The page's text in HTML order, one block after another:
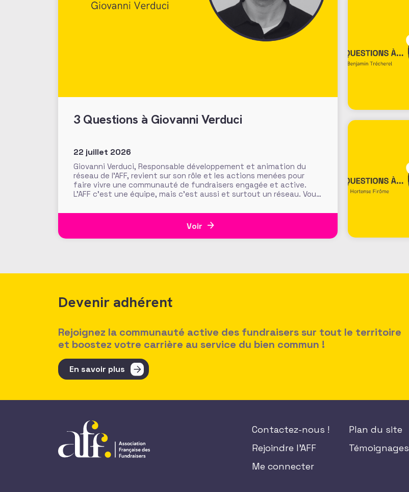
3 Questions à Giovanni Verduci
22 juillet 2026
Giovanni Verduci, Responsable développement et animation du
réseau de l’AFF, revient sur son rôle et les actions menées pour
faire vivre une communauté de fundraisers engagée et active.
L’AFF c’est une équipe, mais c’est aussi et surtout un réseau. Vous,
Voir
Devenir adhérent
Rejoignez la communauté active des fundraisers sur tout le territoire
et boostez votre carrière au service du bien commun !
En savoir plus
Contactez-nous !
Rejoindre l'AFF
Me connecter
Plan du site
Témoignages